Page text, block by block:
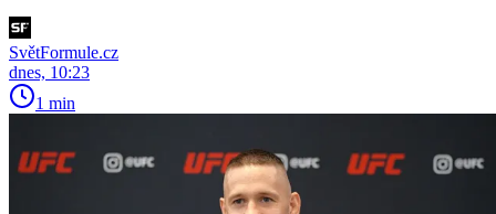
SvětFormule.cz
dnes, 10:23
1 min